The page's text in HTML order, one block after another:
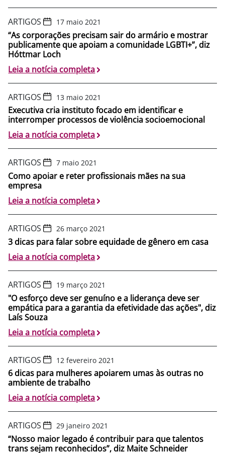
ARTIGOS 17 maio 2021
“As corporações precisam sair do armário e mostrar
publicamente que apoiam a comunidade LGBTI+”, diz
Hóttmar Loch
Leia a notícia completa
ARTIGOS 13 maio 2021
Executiva cria instituto focado em identificar e
interromper processos de violência socioemocional
Leia a notícia completa
ARTIGOS 7 maio 2021
Como apoiar e reter profissionais mães na sua
empresa
Leia a notícia completa
ARTIGOS 26 março 2021
3 dicas para falar sobre equidade de gênero em casa
Leia a notícia completa
ARTIGOS 19 março 2021
"O esforço deve ser genuíno e a liderança deve ser
empática para a garantia da efetividade das ações", diz
Laís Souza
Leia a notícia completa
ARTIGOS 12 fevereiro 2021
6 dicas para mulheres apoiarem umas às outras no
ambiente de trabalho
Leia a notícia completa
ARTIGOS 29 janeiro 2021
“Nosso maior legado é contribuir para que talentos
trans sejam reconhecidos”, diz Maite Schneider